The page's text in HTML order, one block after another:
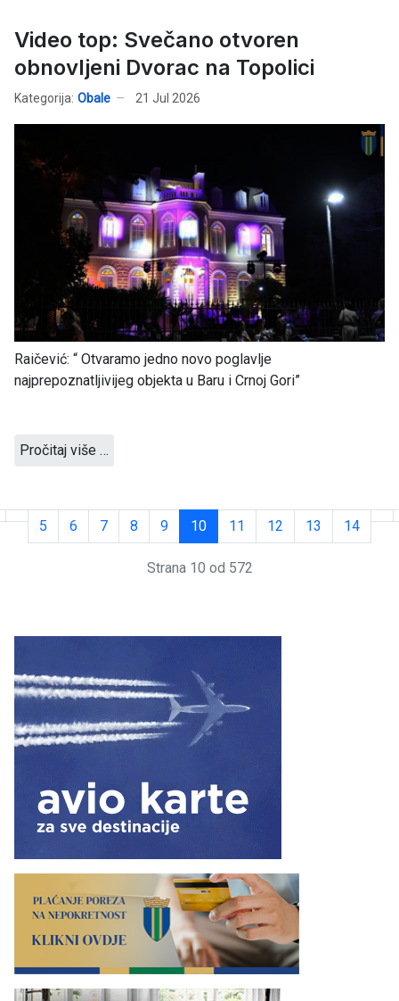
Video top: Svečano otvoren
obnovljeni Dvorac na Topolici
Kategorija: Obale 21 Jul 2026
Raičević: “ Otvaramo jedno novo poglavlje
najprepoznatljivijeg objekta u Baru i Crnoj Gori”
Pročitaj više …
5 6 7 8 9 10 11 12 13 14
Strana 10 od 572